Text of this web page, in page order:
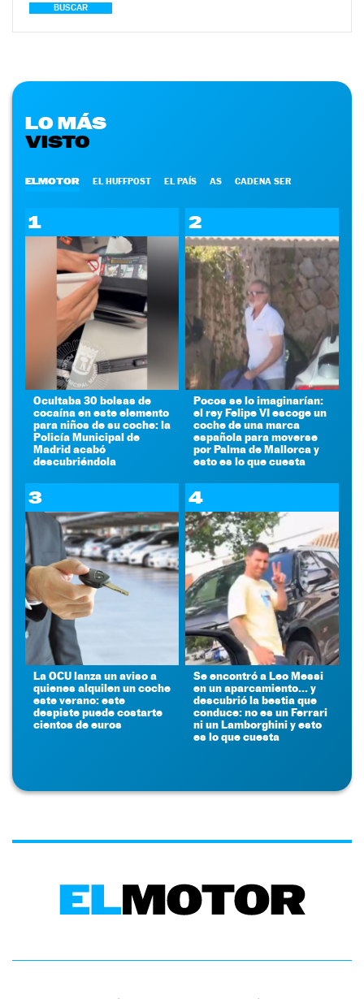
BUSCAR
LO MÁS
VISTO
ELMOTOR EL HUFFPOST EL PAÍS AS CADENA SER
1
Ocultaba 30 bolsas de
cocaína en este elemento
para niños de su coche: la
Policía Municipal de
Madrid acabó
descubriéndola
2
Pocos se lo imaginarían:
el rey Felipe VI escoge un
coche de una marca
española para moverse
por Palma de Mallorca y
esto es lo que cuesta
3
La OCU lanza un aviso a
quienes alquilen un coche
este verano: este
despiste puede costarte
cientos de euros
4
Se encontró a Leo Messi
en un aparcamiento... y
descubrió la bestia que
conduce: no es un Ferrari
ni un Lamborghini y esto
es lo que cuesta